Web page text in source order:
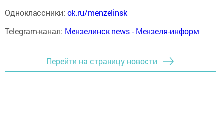
Одноклассники: ok.ru/menzelinsk
Telegram-канал: Мензелинск news - Мензеля-информ
Перейти на страницу новости